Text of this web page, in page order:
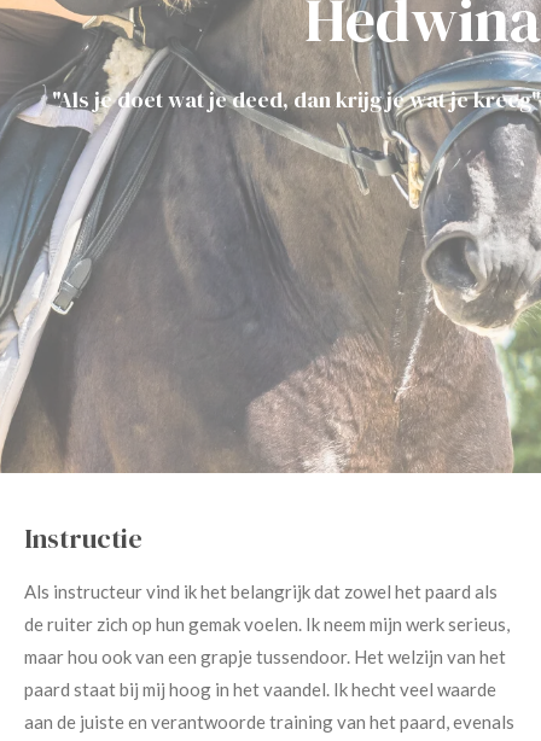
Hedwina
"Als je doet wat je deed, dan krijg je wat je kreeg"
Instructie
Als instructeur vind ik het belangrijk dat zowel het paard als
de ruiter zich op hun gemak voelen. Ik neem mijn werk serieus,
maar hou ook van een grapje tussendoor. Het welzijn van het
paard staat bij mij hoog in het vaandel. Ik hecht veel waarde
aan de juiste en verantwoorde training van het paard, evenals